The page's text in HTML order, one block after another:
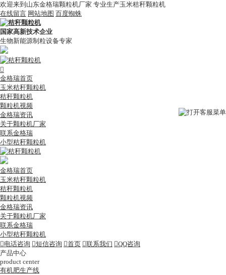
欢迎来到山东金格瑞颗粒机厂家 专业生产玉米秸秆颗粒机
在线留言 网站地图 百度蜘蛛
国家高新技术企业
生物新能源制粒设备专家

金格瑞首页
玉米秸秆颗粒机
秸秆颗粒机
颗粒机视频
金格瑞资讯
关于颗粒机厂家
联系金格瑞
小型秸秆颗粒机
金格瑞首页
玉米秸秆颗粒机
秸秆颗粒机
颗粒机视频
金格瑞资讯
关于颗粒机厂家
联系金格瑞
小型秸秆颗粒机
 电话咨询 短信咨询 首页 联系我们 QQ咨询
产品中心
product center
有机肥生产线